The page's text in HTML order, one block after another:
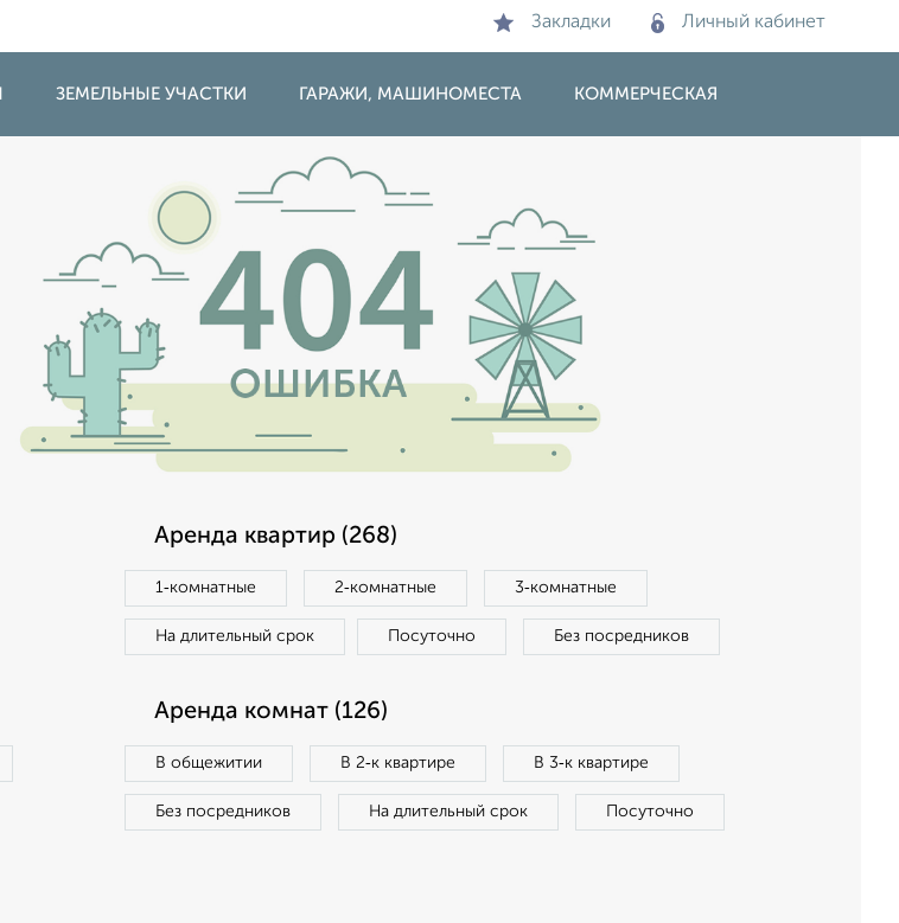
Закладки Личный кабинет
ЗЕМЕЛЬНЫЕ УЧАСТКИ ГАРАЖИ, МАШИНОМЕСТА КОММЕРЧЕСКАЯ
Аренда квартир (268)
1‑комнатные 2‑комнатные 3‑комнатные
На длительный срок Посуточно Без посредников
Аренда комнат (126)
В общежитии В 2‑к квартире В 3‑к квартире
Без посредников На длительный срок Посуточно